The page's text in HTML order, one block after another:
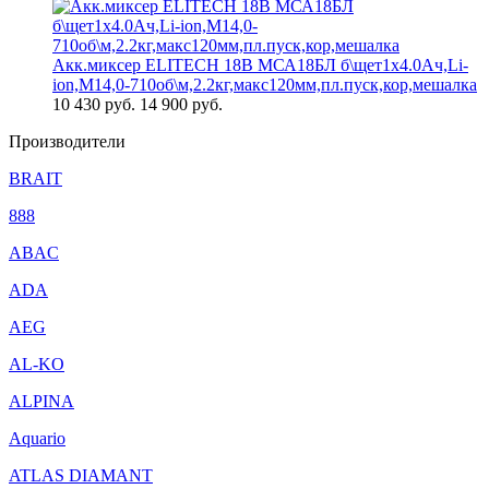
Акк.миксер ELITECH 18В МСА18БЛ б\щет1х4.0Ач,Li-
ion,М14,0-710об\м,2.2кг,макс120мм,пл.пуск,кор,мешалка
10 430 руб. 14 900 руб.
Производители
BRAIT
888
ABAC
ADA
AEG
AL-KO
ALPINA
Aquario
ATLAS DIAMANT